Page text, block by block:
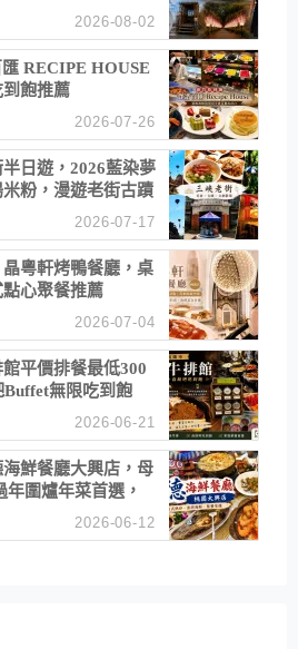
2026-08-02
RECIPE HOUSE
飽推薦
2026-07-26
日遊，2026藍染夢
粉，漫遊老街古蹟
2026-07-17
粵軒烤鴨餐廳，桌
心聚餐推薦
2026-07-04
平價排餐最低300
Buffet無限吃到飽
2026-06-21
鮮餐廳大興店，母
圍爐年菜首選，
2026-06-12